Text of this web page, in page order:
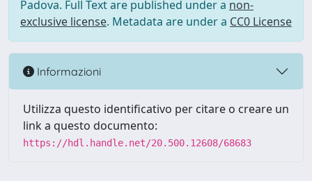
Padova. Full Text are published under a non-
exclusive license. Metadata are under a CC0 License
Informazioni
Utilizza questo identificativo per citare o creare un
link a questo documento:
https://hdl.handle.net/20.500.12608/68683